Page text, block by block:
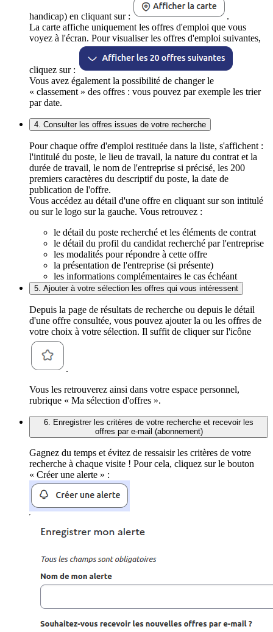
handicap) en cliquant sur :
.
La carte affiche uniquement les offres d'emploi que vous
voyez à l'écran. Pour visualiser les offres d'emploi suivantes,
cliquez sur :
Vous avez également la possibilité de changer le
« classement » des offres : vous pouvez par exemple les trier
par date.
4. Consulter les offres issues de votre recherche
Pour chaque offre d'emploi restituée dans la liste, s'affichent :
l'intitulé du poste, le lieu de travail, la nature du contrat et la
durée de travail, le nom de l'entreprise si précisé, les 200
premiers caractères du descriptif du poste, la date de
publication de l'offre.
Vous accédez au détail d'une offre en cliquant sur son intitulé
ou sur le logo sur la gauche. Vous retrouvez :
le détail du poste recherché et les éléments de contrat
le détail du profil du candidat recherché par l'entreprise
les modalités pour répondre à cette offre
la présentation de l'entreprise (si présente)
les informations complémentaires le cas échéant
5. Ajouter à votre sélection les offres qui vous intéressent
Depuis la page de résultats de recherche ou depuis le détail
d'une offre consultée, vous pouvez ajouter la ou les offres de
votre choix à votre sélection. Il suffit de cliquer sur l'icône
.
Vous les retrouverez ainsi dans votre espace personnel,
rubrique « Ma sélection d'offres ».
6. Enregistrer les critères de votre recherche et recevoir les
offres par e-mail (abonnement)
Gagnez du temps et évitez de ressaisir les critères de votre
recherche à chaque visite ! Pour cela, cliquez sur le bouton
« Créer une alerte » :